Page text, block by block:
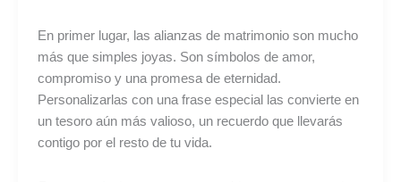
En primer lugar, las alianzas de matrimonio son mucho
más que simples joyas. Son símbolos de amor,
compromiso y una promesa de eternidad.
Personalizarlas con una frase especial las convierte en
un tesoro aún más valioso, un recuerdo que llevarás
contigo por el resto de tu vida.